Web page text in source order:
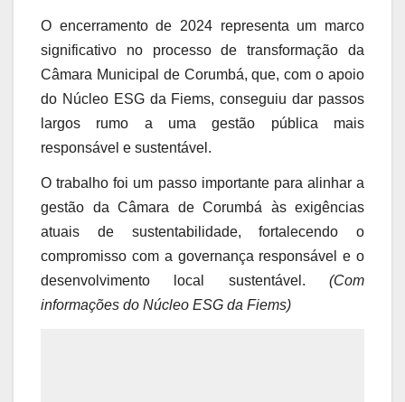
O encerramento de 2024 representa um marco
significativo no processo de transformação da
Câmara Municipal de Corumbá, que, com o apoio
do Núcleo ESG da Fiems, conseguiu dar passos
largos rumo a uma gestão pública mais
responsável e sustentável.
O trabalho foi um passo importante para alinhar a
gestão da Câmara de Corumbá às exigências
atuais de sustentabilidade, fortalecendo o
compromisso com a governança responsável e o
desenvolvimento local sustentável. (Com
informações do Núcleo ESG da Fiems)